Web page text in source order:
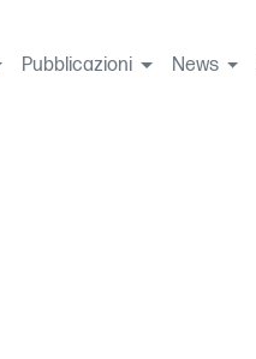
Pubblicazioni News